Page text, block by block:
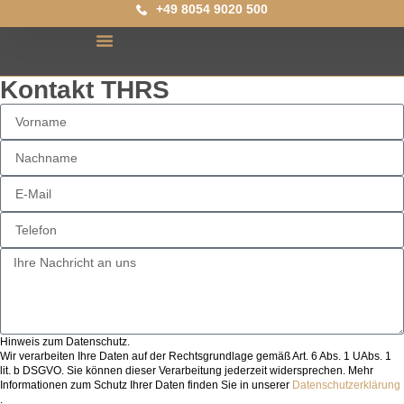
+49 8054 9020 500
Kontakt THRS
Hinweis zum Datenschutz.
Wir verarbeiten Ihre Daten auf der Rechtsgrundlage gemäß Art. 6 Abs. 1 UAbs. 1
lit. b DSGVO. Sie können dieser Verarbeitung jederzeit widersprechen. Mehr
Informationen zum Schutz Ihrer Daten finden Sie in unserer Datenschutzerklärung
.